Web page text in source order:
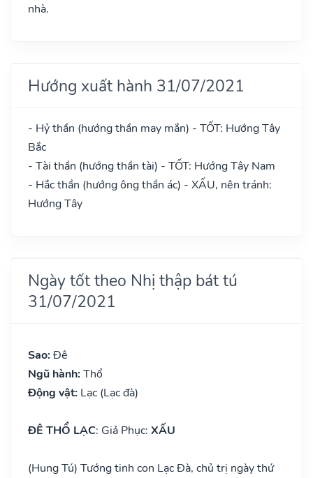
nhà.
Hướng xuất hành 31/07/2021
- Hỷ thần (hướng thần may mắn) - TỐT: Hướng Tây
Bắc
- Tài thần (hướng thần tài) - TỐT: Hướng Tây Nam
- Hắc thần (hướng ông thần ác) - XẤU, nên tránh:
Hướng Tây
Ngày tốt theo Nhị thập bát tú
31/07/2021
Sao: Đê
Ngũ hành: Thổ
Động vật: Lạc (Lạc đà)
ĐÊ THỔ LẠC: Giả Phục: XẤU
(Hung Tú) Tướng tinh con Lạc Đà, chủ trị ngày thứ